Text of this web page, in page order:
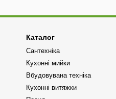
Каталог
Сантехніка
Кухонні мийки
Вбудовувана техніка
Кухонні витяжки